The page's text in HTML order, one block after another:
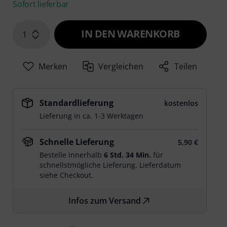
Sofort lieferbar
1 IN DEN WARENKORB
Merken Vergleichen Teilen
Standardlieferung
kostenlos
Lieferung in ca. 1-3 Werktagen
Schnelle Lieferung
5,90 €
Bestelle innerhalb6 Std. 34 Min. für
schnellstmögliche Lieferung. Lieferdatum
siehe Checkout.
Infos zum Versand